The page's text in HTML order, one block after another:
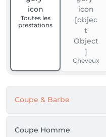
Toutes les
prestations
Cheveux
Coupe & Barbe
Coupe Homme